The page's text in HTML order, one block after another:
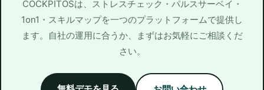
COCKPITOSは、ストレスチェック・パルスサーベイ・
1on1・スキルマップを一つのプラットフォームで提供し
ます。自社の運用に合うか、まずはお気軽にご相談くだ
さい。